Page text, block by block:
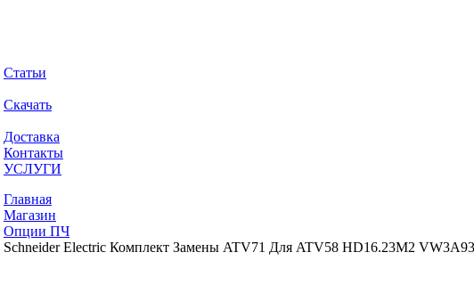
Статьи
Скачать
Доставка
Контакты
УСЛУГИ
Главная
Магазин
Опции ПЧ
Schneider Electric Комплект Замены ATV71 Для ATV58 HD16.23M2